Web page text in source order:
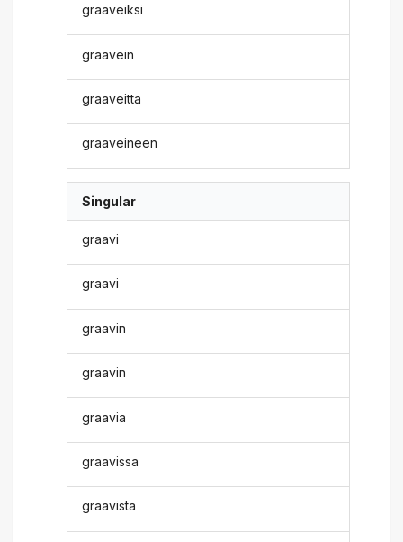
graaveiksi
graavein
graaveitta
graaveineen
Singular
graavi
graavi
graavin
graavin
graavia
graavissa
graavista